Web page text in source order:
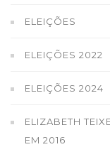
ELEIÇÕES
ELEIÇÕES 2022
ELEIÇÕES 2024
ELIZABETH
EM 2016